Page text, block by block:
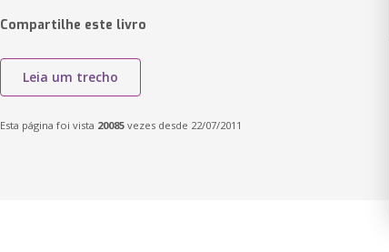
Compartilhe este livro
Leia um trecho
Esta página foi vista 20085 vezes desde 22/07/2011